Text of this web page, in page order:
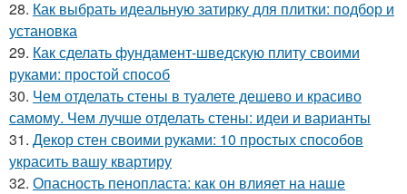
28. Как выбрать идеальную затирку для плитки: подбор и
установка
29. Как сделать фундамент-шведскую плиту своими
руками: простой способ
30. Чем отделать стены в туалете дешево и красиво
самому. Чем лучше отделать стены: идеи и варианты
31. Декор стен своими руками: 10 простых способов
украсить вашу квартиру
32. Опасность пенопласта: как он влияет на наше